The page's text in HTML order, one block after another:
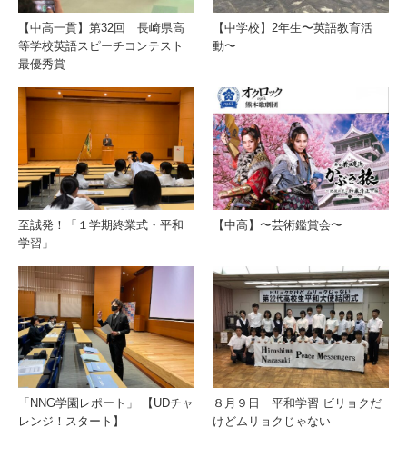
【中高一貫】第32回 長崎県高
等学校英語スピーチコンテスト
最優秀賞
【中学校】2年生〜英語教育活
動〜
至誠発！「１学期終業式・平和
学習」
【中高】〜芸術鑑賞会〜
「NNG学園レポート」 【UDチャ
レンジ！スタート】
８月９日 平和学習 ビリョクだ
けどムリョクじゃない